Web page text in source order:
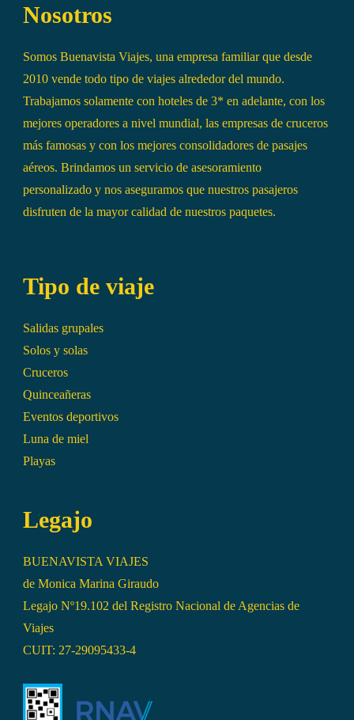
Nosotros
Somos Buenavista Viajes, una empresa familiar que desde
2010 vende todo tipo de viajes alrededor del mundo.
Trabajamos solamente con hoteles de 3* en adelante, con los
mejores operadores a nivel mundial, las empresas de cruceros
más famosas y con los mejores consolidadores de pasajes
aéreos. Brindamos un servicio de asesoramiento
personalizado y nos aseguramos que nuestros pasajeros
disfruten de la mayor calidad de nuestros paquetes.
Tipo de viaje
Salidas grupales
Solos y solas
Cruceros
Quinceañeras
Eventos deportivos
Luna de miel
Playas
Legajo
BUENAVISTA VIAJES
de Monica Marina Giraudo
Legajo Nº19.102 del Registro Nacional de Agencias de
Viajes
CUIT: 27-29095433-4